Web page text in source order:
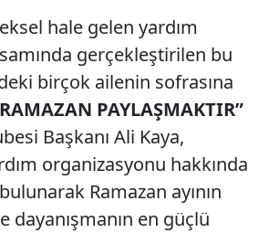
hale gelen yardım
gerçekleştirilen bu
birçok ailenin sofrasına
PAYLAŞMAKTIR”
Başkanı Ali Kaya,
organizasyonu hakkında
Ramazan ayının
dayanışmanın en güçlü